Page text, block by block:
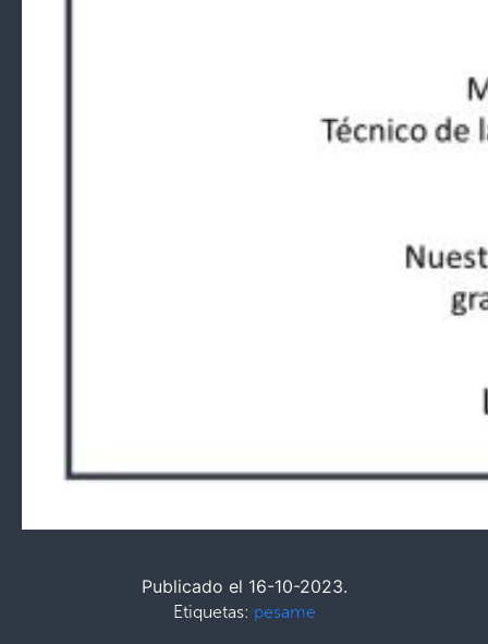
Publicado el 16-10-2023.
Etiquetas: pesame